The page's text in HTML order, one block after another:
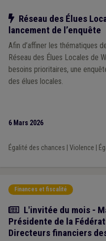
Notre action
Réseau des Élues
lancement de l’enquête
Afin d’affiner les thématiques
Réseau des Élues Locales de
besoins prioritaires, une
des élues locales.
6 Mars 2026
Égalité des chances Violence
Finances et fiscalité
Article
L'invitée du mois -
Présidente de la
Directeurs financiers